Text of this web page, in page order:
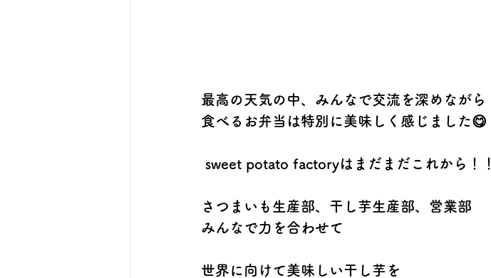
最高の天気の中、みんなで交流を深めながら
食べるお弁当は特別に美味しく感じました😋
sweet potato factoryはまだまだこれから！！
さつまいも生産部、干し芋生産部、営業部
みんなで力を合わせて
世界に向けて美味しい干し芋を